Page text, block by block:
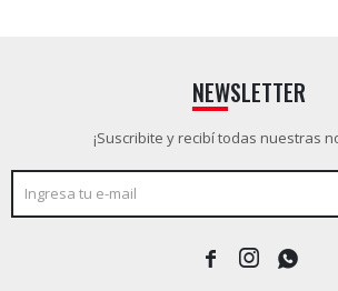
NEWSLETTER
¡Suscribite y recibí todas nuestras
  